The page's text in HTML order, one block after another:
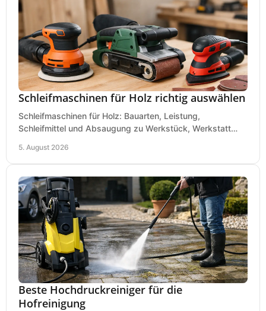
Schleifmaschinen für Holz richtig auswählen
Schleifmaschinen für Holz: Bauarten, Leistung,
Schleifmittel und Absaugung zu Werkstück, Werkstatt
5. August 2026
Beste Hochdruckreiniger für die
Hofreinigung